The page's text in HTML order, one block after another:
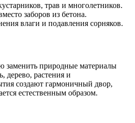
трав и многолетников.
заборов из бетона.
влаги и подавления сорняков.
заменить природные материалы
дерево, растения и
создают гармоничный двор,
естественным образом.